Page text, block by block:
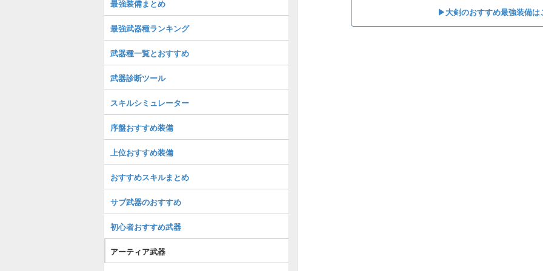
▶︎大剣のおすすめ最強装備は
最強装備まとめ
最強武器種ランキング
武器種一覧とおすすめ
武器診断ツール
スキルシミュレーター
序盤おすすめ装備
上位おすすめ装備
おすすめスキルまとめ
サブ武器のおすすめ
初心者おすすめ武器
アーティア武器